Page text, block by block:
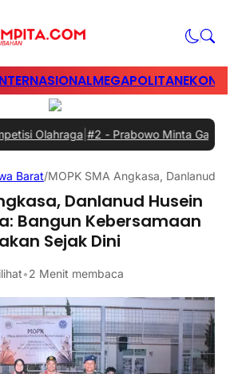
MEGAPOLITAN
|#2 -Prabowo Minta Gangguan
Barat/MOPK SMA Angkasa, Danlanud
Danlanud Husein
Bangun Kebersamaan
Sejak Dini
•2 Menit membaca